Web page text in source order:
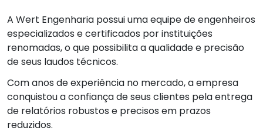
A Wert Engenharia possui uma equipe de engenheiros
especializados e certificados por instituições
renomadas, o que possibilita a qualidade e precisão
de seus laudos técnicos.
Com anos de experiência no mercado, a empresa
conquistou a confiança de seus clientes pela entrega
de relatórios robustos e precisos em prazos
reduzidos.